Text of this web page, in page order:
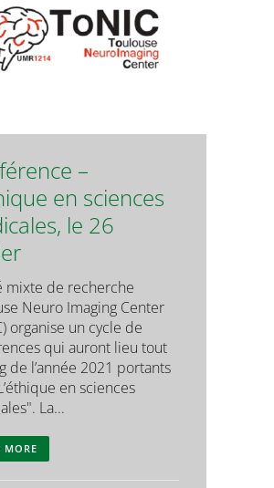
–
en sciences
le 26
mixte de recherche
Neuro Imaging Center
organise un cycle de
qui auront lieu tout
de l’année 2021 portants
en sciences
La...
MORE